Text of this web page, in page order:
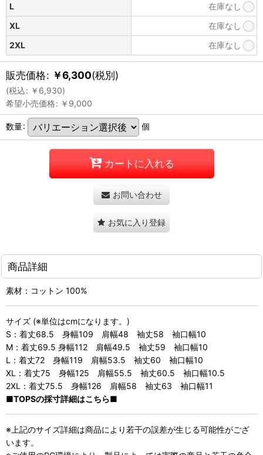
L
在庫なし
XL
在庫なし
2XL
在庫なし
販売価格: ￥6,300(税別)
(税込: ￥ 6,930)
希望小売価格: ￥ 9,000
数量: 個
カートに入れる
お問い合わせ
お気に入り登録
商品詳細
素材：コットン 100%
サイズ (※単位はcmになります。)
S：着丈68.5 身幅109 肩幅48 袖丈58 袖口幅10
M：着丈69.5 身幅112 肩幅49.5 袖丈59 袖口幅10
L：着丈72 身幅119 肩幅53.5 袖丈60 袖口幅10
XL：着丈75 身幅125 肩幅55.5 袖丈60.5 袖口幅10.5
2XL：着丈75.5 身幅126 肩幅58 袖丈63 袖口幅11
■TOPSの採寸詳細はこちら■
※上記のサイズ詳細は商品により若干の誤差が生じる可能性がござ
います。